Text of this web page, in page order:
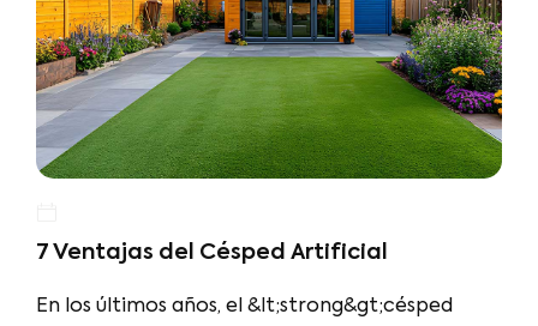
7 Ventajas del Césped Artificial
En los últimos años, el &lt;strong&gt;césped